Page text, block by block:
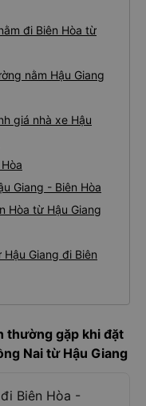
đi Biên Hòa từ
nằm Hậu Giang
giá nhà xe Hậu
Giang - Biên Hòa
Hòa từ Hậu Giang
Giang đi Biên
thường gặp khi đặt
Nai từ Hậu Giang
Biên Hòa -